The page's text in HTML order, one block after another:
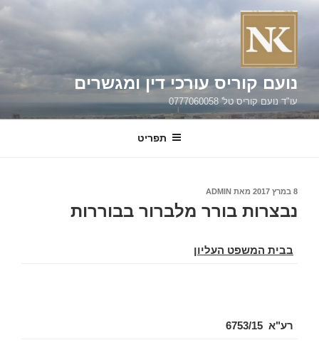
דילוג
נועם קוריס עורכי דין ומגשרים
עו"ד נועם קוריס טל' 0777060058
תפריט
פורסם
8 במרץ 2017 מאת ADMIN
נבצרות בורר מלברור בבוררות
בבית המשפט העליון
רע"א 6753/15